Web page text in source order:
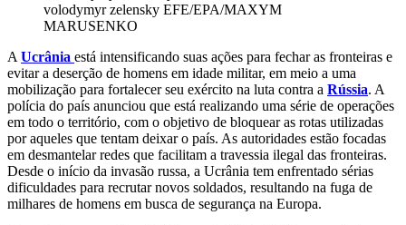
volodymyr zelensky EFE/EPA/MAXYM
MARUSENKO
A Ucrânia está intensificando suas ações para fechar as fronteiras e
evitar a deserção de homens em idade militar, em meio a uma
mobilização para fortalecer seu exército na luta contra a Rússia. A
polícia do país anunciou que está realizando uma série de operações
em todo o território, com o objetivo de bloquear as rotas utilizadas
por aqueles que tentam deixar o país. As autoridades estão focadas
em desmantelar redes que facilitam a travessia ilegal das fronteiras.
Desde o início da invasão russa, a Ucrânia tem enfrentado sérias
dificuldades para recrutar novos soldados, resultando na fuga de
milhares de homens em busca de segurança na Europa.